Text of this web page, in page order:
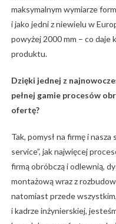
maksymalnym wymiarze
i jako jedni z niewielu w
powyżej 2000 mm – co daje
produktu.
Dzięki jednej z
pełnej gamie procesów
ofertę?
Tak, pomysł na firmę i
service”, jak najwięcej
firmą obróbczą i odlewnią,
montażową wraz z
natomiast przede
i kadrze inżynierskiej,